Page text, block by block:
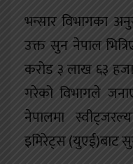
भन्सार विभागका
उक्त सुन नेपाल
करोड ३ लाख ६३
गरेको विभागले
नेपालमा
इमिरेट्स (युएई)बाट